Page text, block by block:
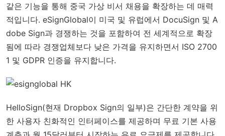
같은 기능을 통해 중국 가상 비서 채용을 확장하는 데 매력
적입니다. eSignGlobal이 미국 및 유럽에서 DocuSign 및 A
dobe Sign과 경쟁하는 것을 포함하여 전 세계적으로 확장
됨에 따라 경쟁업체보다 낮은 가격을 유지하면서 ISO 2700
1 및 GDPR 인증을 유지합니다.
HelloSign(현재 Dropbox Sign의 일부)은 간단한 계약을 위
한 사용자 친화적인 인터페이스를 제공하며 무료 기본 사용